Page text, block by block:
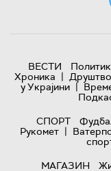
ВЕСТИ
Хроника | Друштво
у Украјини |
СПОРТ
Рукомет |
МАГАЗИН